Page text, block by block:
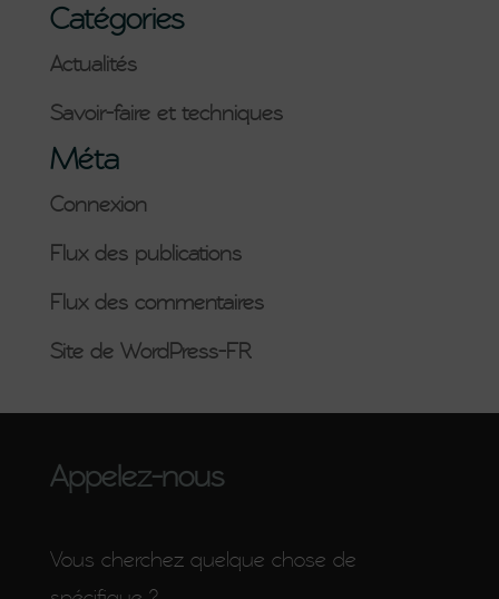
Catégories
Actualités
Savoir-faire et techniques
Méta
Connexion
Flux des publications
Flux des commentaires
Site de WordPress-FR
Appelez-nous
Vous cherchez quelque chose de